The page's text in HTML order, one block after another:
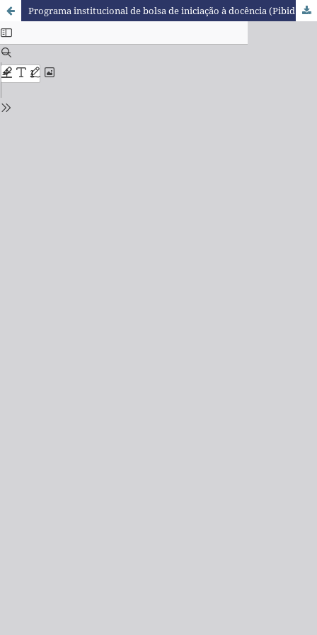
Programa institucional de bolsa de iniciação à docência (Pibid 2018-2020): expectativas, contribuições e desafios do subprojeto biologia UTFPR na percepção dos pibidianos